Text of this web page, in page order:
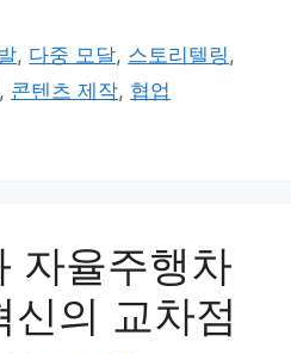
, 다중 모달, 스토리텔링 ,
, 콘텐츠 제작, 협업
자율주행차
신의 교차점